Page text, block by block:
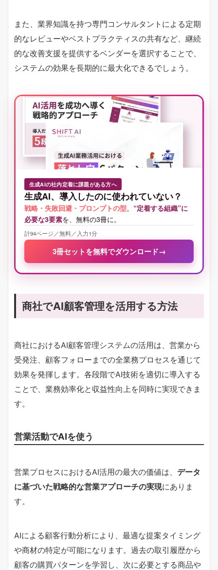
また、業界知識を持つ専門コンサルタントによる定期
的なレビューやベストプラクティスの共有など、継続
的な改善支援を提供するベンダーを選択することで、
システムの効果を長期的に最大化できるでしょう。
生成AIの社内定着に課題がある方へ
生成AI、導入したのに使われていない？
戦略・失敗回避・プロンプトの型。 “定着する組織”に
必要な3要素を、無料の3冊に。
計94ページ／無料／入力1分
3冊セットを無料でダウンロード→
商社でAI顧客管理を活用する方法
商社におけるAI顧客管理システムの活用は、営業から
受発注、顧客フォローまでの全業務プロセスを通じて
効果を発揮します。各段階でAI技術を適切に導入する
ことで、業務効率化と収益性向上を同時に実現できま
す。
営業活動でAIを使う
営業プロセスにおけるAI活用の最大の価値は、 データ
に基づいた戦略的な営業アプローチの実現にありま
す。
AIによる顧客行動分析により、最適な提案タイミング
や商材の特定が可能になります。過去の取引履歴から
顧客の購買パターンを学習し、次に必要とする商品や